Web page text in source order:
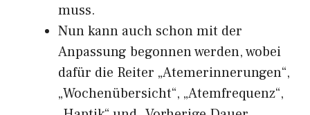
muss.
Nun kann auch schon mit der
Anpassung begonnen werden, wobei
dafür die Reiter „Atemerinnerungen“,
„Wochenübersicht“, „Atemfrequenz“,